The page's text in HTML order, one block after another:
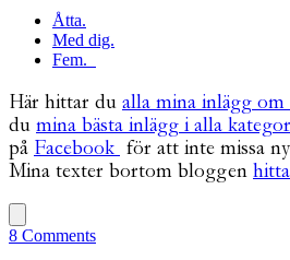
Åtta.
Med dig.
Fem.
Här hittar du alla mina inlägg
du mina bästa inlägg i alla
på Facebook för att inte missa
Mina texter bortom bloggen
8 Comments